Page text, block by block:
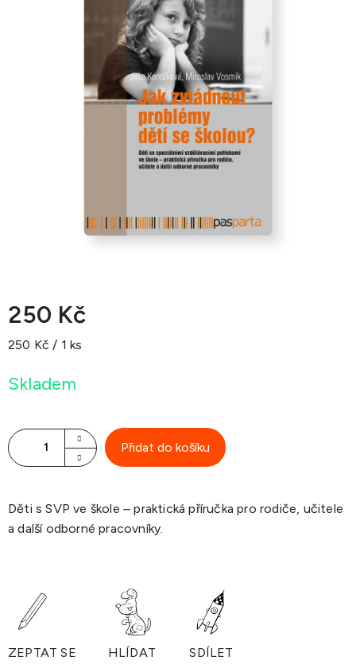
250 Kč
Měrná
250 Kč / 1 ks
Skladem
Přidat do košíku
Děti s SVP ve škole – praktická příručka pro rodiče, učitele
a další odborné pracovníky.
ZEPTAT SE HLÍDAT SDÍLET